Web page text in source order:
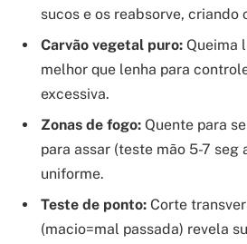
sucos e os reabsorve, criando
Carvão vegetal puro: Queima
melhor que lenha para
excessiva.
Zonas de fogo: Quente para
para assar (teste mão 5-7 seg
uniforme.
Teste de ponto: Corte
(macio=mal passada) revela